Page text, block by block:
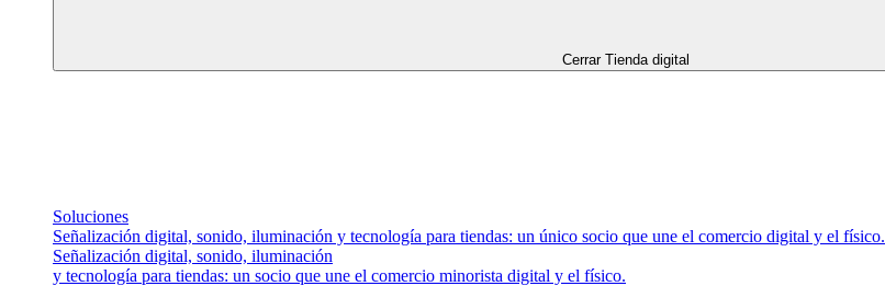
Cerrar Tienda digital
Soluciones
Señalización digital, sonido, iluminación y tecnología para tiendas: un único socio que une el comercio digital y el físico.
Señalización digital, sonido, iluminación
y tecnología para tiendas: un socio que une el comercio minorista digital y el físico.